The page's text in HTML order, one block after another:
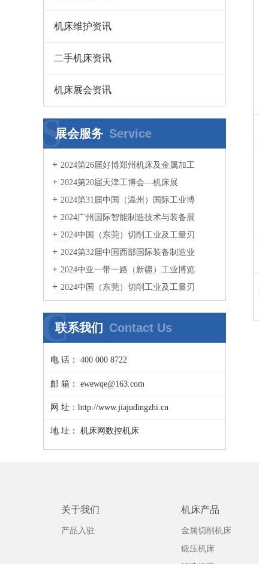
机床维护资讯
二手机床资讯
机床展会资讯
展会服务 Service
S
2024第26届好博郑州机床及金属加工
2024第20届天津工博会—机床展
2024第31届中国（温州）国际工业博
2024广州国际智能制造技术与装备展
2024中国（东莞）切削工业及工量刃
具博览会
2024第32届中国西部国际装备制造业
2024中亚一带一路（新疆）工业博览
2024中国（东莞）切削工业及工量刃
具博览会
联系我们 Contact Us
C
电 话： 400 000 8722
邮 箱： ewewqe@163.com
网 址：http://www.jiajudingzhi.cn
地 址： 机床网数控机床
关于我们
产品入驻
机床产品
金属切削机床
锻压机床